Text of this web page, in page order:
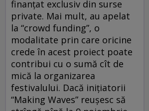
finanţat exclusiv din surse
private. Mai mult, au apelat
la “crowd funding”, o
modalitate prin care oricine
crede în acest proiect poate
contribui cu o sumă cît de
mică la organizarea
festivalului. Dacă iniţiatorii
“Making Waves” reuşesc să